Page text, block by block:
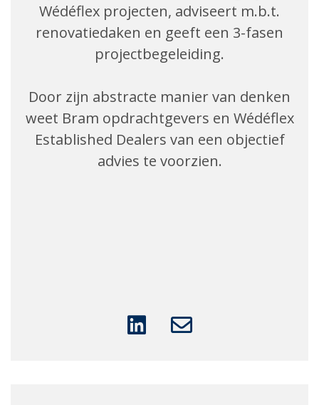
Wédéflex projecten, adviseert m.b.t.
renovatiedaken en geeft een 3-fasen
projectbegeleiding.
Door zijn abstracte manier van denken
weet Bram opdrachtgevers en Wédéflex
Established Dealers van een objectief
advies te voorzien.